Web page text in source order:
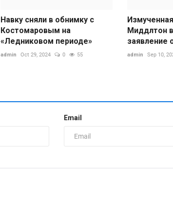
Навку сняли в обнимку с
Костомаровым на
«Ледниковом периоде»
admin Oct 29, 2024 0 55
Миддлтон
заявление
admin Sep 10,
Email